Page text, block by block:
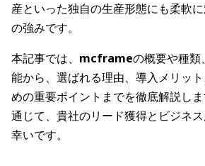
産といった独自の生産形態にも柔軟
の強みです。
本記事では、 mcframeの概要や種類
能から、選ばれる理由、導入メリッ
めの重要ポイントまでを徹底解説し
通じて、貴社のリード獲得とビジネ
幸いです。